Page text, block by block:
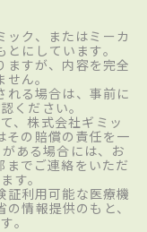
ック、またはミーカ
にしています。
ますが、内容を完全
ん。
れる場合は、事前に
ください。
、株式会社ギミッ
その賠償の責任を一
ある場合には、お
までご連絡をいただ
す。
証利用可能な医療機
情報提供のもと、
。